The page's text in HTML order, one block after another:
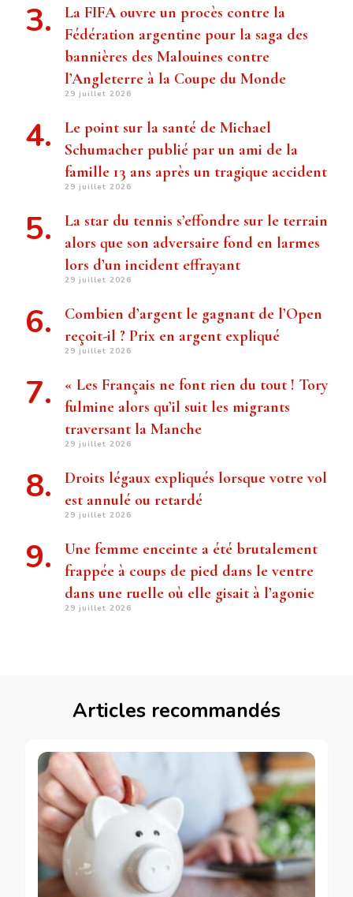
La FIFA ouvre un procès contre la
Fédération argentine pour la saga des
bannières des Malouines contre
l’Angleterre à la Coupe du Monde
29 juillet 2026
Le point sur la santé de Michael
Schumacher publié par un ami de la
famille 13 ans après un tragique accident
29 juillet 2026
La star du tennis s’effondre sur le terrain
alors que son adversaire fond en larmes
lors d’un incident effrayant
29 juillet 2026
Combien d’argent le gagnant de l’Open
reçoit-il ? Prix ​​en argent expliqué
29 juillet 2026
« Les Français ne font rien du tout ! Tory
fulmine alors qu’il suit les migrants
traversant la Manche
29 juillet 2026
Droits légaux expliqués lorsque votre vol
est annulé ou retardé
29 juillet 2026
Une femme enceinte a été brutalement
frappée à coups de pied dans le ventre
dans une ruelle où elle gisait à l’agonie
29 juillet 2026
Articles recommandés